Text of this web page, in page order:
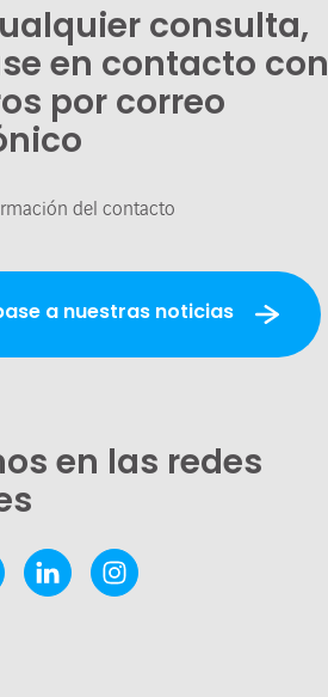
consulta,
en contacto con
por correo
del contacto
a nuestras noticias
en las redes